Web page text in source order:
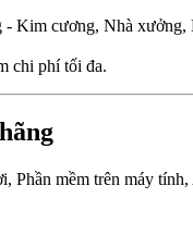
Kim cương, Nhà
chi phí tối đa.
mềm trên máy